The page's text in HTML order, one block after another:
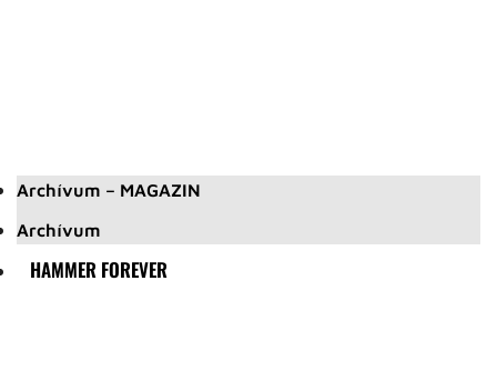
Archívum – MAGAZIN
Archívum
HAMMER FOREVER